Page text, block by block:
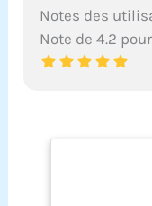
Notes des
Note de 4.2